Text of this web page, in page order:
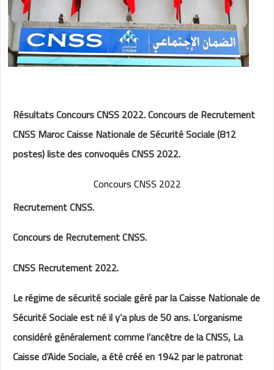
Résultats Concours CNSS 2022. Concours de Recrutement
CNSS Maroc Caisse Nationale de Sécurité Sociale (812
postes) liste des convoqués CNSS 2022.
Concours CNSS 2022
Recrutement CNSS.
Concours de Recrutement CNSS.
CNSS Recrutement 2022.
Le régime de sécurité sociale géré par la Caisse Nationale de
Sécurité Sociale est né il y’a plus de 50 ans. L’organisme
considéré généralement comme l’ancêtre de la CNSS, La
Caisse d’Aide Sociale, a été créé en 1942 par le patronat